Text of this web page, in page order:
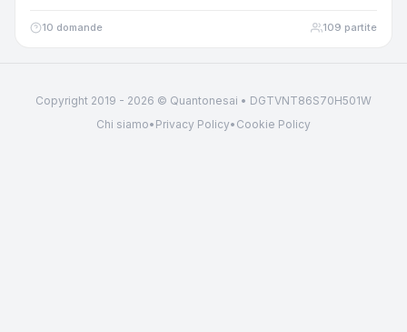
10 domande 109 partite
Copyright 2019 - 2026 © Quantonesai • DGTVNT86S70H501W
Chi siamo• Privacy Policy• Cookie Policy